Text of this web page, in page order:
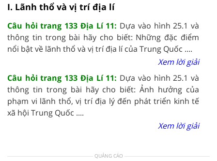
I. Lãnh thổ và vị trí địa lí
Câu hỏi trang 133 Địa Lí 11: Dựa vào hình 25.1 và
thông tin trong bài hãy cho biết: Những đặc điểm
nổi bật về lãnh thổ và vị trí địa lí của Trung Quốc ....
Xem lời giải
Câu hỏi trang 133 Địa Lí 11: Dựa vào hình 25.1 và
thông tin trong bài hãy cho biết: Ảnh hưởng của
phạm vi lãnh thổ, vị trí địa lý đến phát triển kinh tế
xã hội Trung Quốc ....
Xem lời giải
QUẢNG CÁO